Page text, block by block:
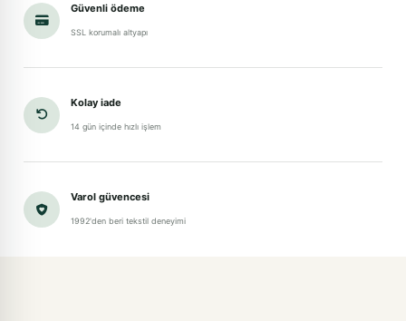
Güvenli ödeme
SSL korumalı altyapı
Kolay iade
14 gün içinde hızlı işlem
Varol güvencesi
1992'den beri tekstil deneyimi